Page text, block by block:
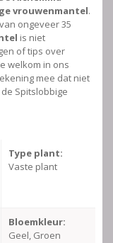
vrouwenmantel.
ongeveer 35
is niet
of tips over
welkom in ons
mee dat niet
Spitslobbige
Type plant:
Vaste plant
Bloemkleur:
Geel, Groen